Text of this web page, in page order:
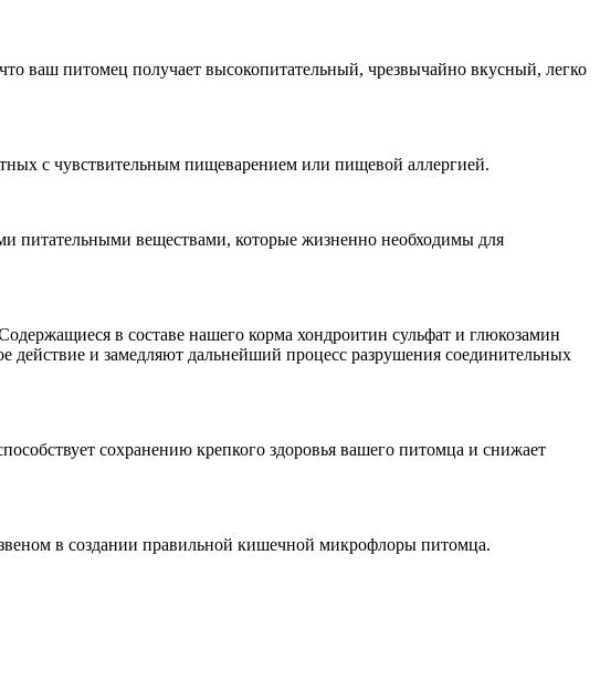
ваш питомец получает высокопитательный, чрезвычайно вкусный, легко
с чувствительным пищеварением или пищевой аллергией.
питательными веществами, которые жизненно необходимы для
в составе нашего корма хондроитин сульфат и глюкозамин
действие и замедляют дальнейший процесс разрушения соединительных
сохранению крепкого здоровья вашего питомца и снижает
в создании правильной кишечной микрофлоры питомца.